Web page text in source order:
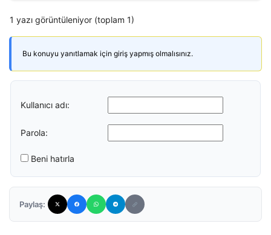
1 yazı görüntüleniyor (toplam 1)
Bu konuyu yanıtlamak için giriş yapmış olmalısınız.
Kullanıcı adı:
Parola:
Beni hatırla
Paylaş: